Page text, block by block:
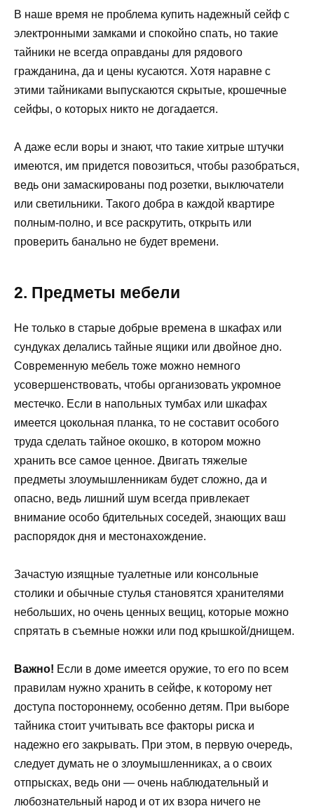
В наше время не проблема купить надежный сейф с
электронными замками и спокойно спать, но такие
тайники не всегда оправданы для рядового
гражданина, да и цены кусаются. Хотя наравне с
этими тайниками выпускаются скрытые, крошечные
сейфы, о которых никто не догадается.
А даже если воры и знают, что такие хитрые штучки
имеются, им придется повозиться, чтобы разобраться,
ведь они замаскированы под розетки, выключатели
или светильники. Такого добра в каждой квартире
полным-полно, и все раскрутить, открыть или
проверить банально не будет времени.
2. Предметы мебели
Не только в старые добрые времена в шкафах или
сундуках делались тайные ящики или двойное дно.
Современную мебель тоже можно немного
усовершенствовать, чтобы организовать укромное
местечко. Если в напольных тумбах или шкафах
имеется цокольная планка, то не составит особого
труда сделать тайное окошко, в котором можно
хранить все самое ценное. Двигать тяжелые
предметы злоумышленникам будет сложно, да и
опасно, ведь лишний шум всегда привлекает
внимание особо бдительных соседей, знающих ваш
распорядок дня и местонахождение.
Зачастую изящные туалетные или консольные
столики и обычные стулья становятся хранителями
небольших, но очень ценных вещиц, которые можно
спрятать в съемные ножки или под крышкой/днищем.
Важно! Если в доме имеется оружие, то его по всем
правилам нужно хранить в сейфе, к которому нет
доступа постороннему, особенно детям. При выборе
тайника стоит учитывать все факторы риска и
надежно его закрывать. При этом, в первую очередь,
следует думать не о злоумышленниках, а о своих
отпрысках, ведь они — очень наблюдательный и
любознательный народ и от их взора ничего не